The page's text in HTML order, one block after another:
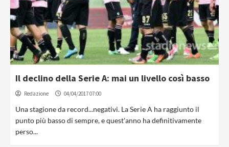
Il declino della Serie A: mai un livello così basso
Redazione 04/04/2017 07:00
Una stagione da record...negativi. La Serie A ha raggiunto il
punto più basso di sempre, e quest'anno ha definitivamente
perso...